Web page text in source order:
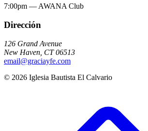
7:00pm — AWANA Club
Dirección
126 Grand Avenue
New Haven CT 06513
email@graciayfe.com
© 2026 Iglesia Bautista El Calvario